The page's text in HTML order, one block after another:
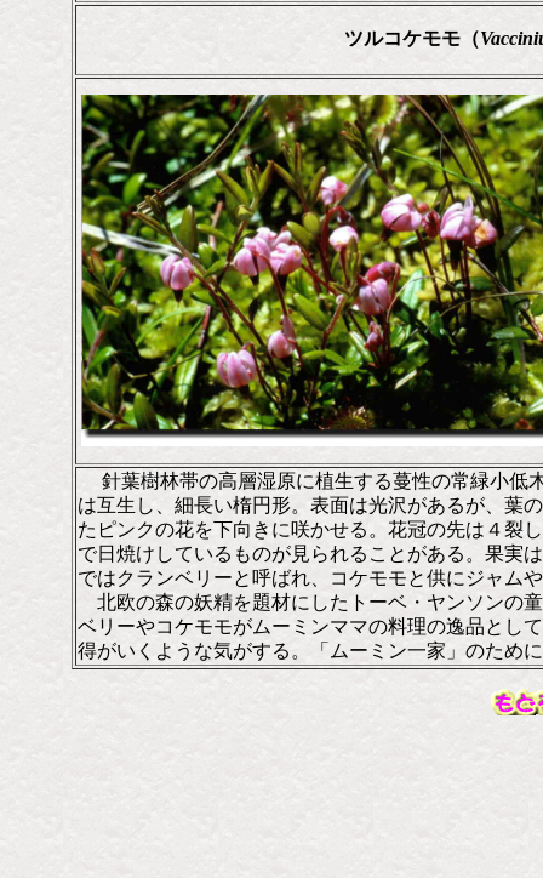
ツルコケモモ （
針葉樹林帯の高層湿原に植生する蔓性の常緑小低
は互生し、細長い楕円形。表面は光沢があるが、葉
たピンクの花を下向きに咲かせる。花冠の先は４裂
で日焼けしているものが見られることがある。果実
ではクランベリーと呼ばれ、コケモモと供にジャム
北欧の森の妖精を題材にしたトーベ・ヤンソンの
ベリーやコケモモがムーミンママの料理の逸品とし
得がいくような気がする。「ムーミン一家」のため